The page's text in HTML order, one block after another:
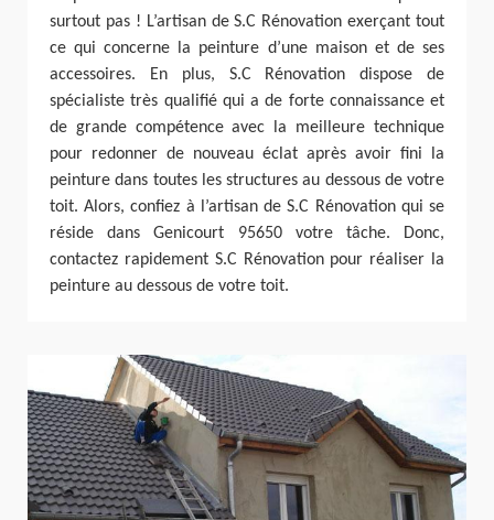
surtout pas ! L’artisan de S.C Rénovation exerçant tout
ce qui concerne la peinture d’une maison et de ses
accessoires. En plus, S.C Rénovation dispose de
spécialiste très qualifié qui a de forte connaissance et
de grande compétence avec la meilleure technique
pour redonner de nouveau éclat après avoir fini la
peinture dans toutes les structures au dessous de votre
toit. Alors, confiez à l’artisan de S.C Rénovation qui se
réside dans Genicourt 95650 votre tâche. Donc,
contactez rapidement S.C Rénovation pour réaliser la
peinture au dessous de votre toit.